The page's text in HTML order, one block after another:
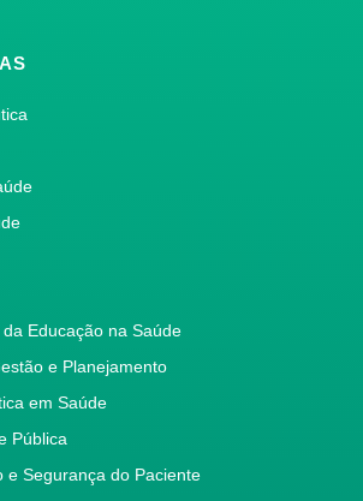
Educação na Saúde
e Planejamento
em Saúde
Pública
e Segurança do Paciente